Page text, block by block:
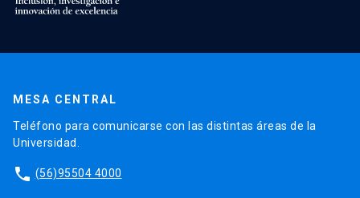
MESA CENTRAL
Teléfono para comunicarse con las distintas áreas de la
Universidad.
phone (56)95504 4000